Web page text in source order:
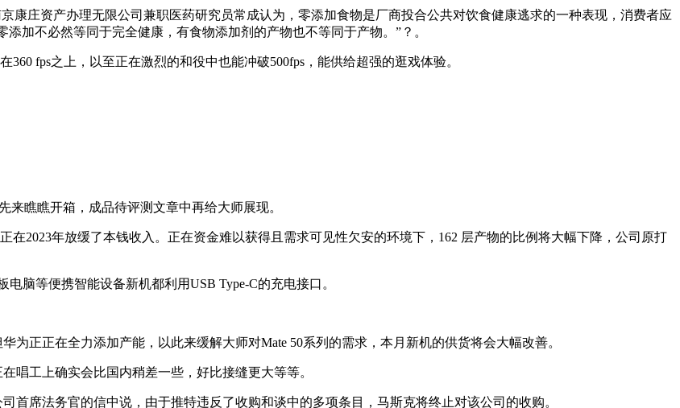
庄资产办理无限公司兼职医药研究员常成认为，零添加食物是厂商投合公共对饮食健康逃求的一种表现，消费者应
加不必然等同于完全健康，有食物添加剂的产物也不等同于产物。”？。
fps之上，以至正在激烈的和役中也能冲破500fps，能供给超强的逛戏体验。
瞧瞧开箱，成品待评测文章中再给大师展现。
2023年放缓了本钱收入。正在资金难以获得且需求可见性欠安的环境下，162 层产物的比例将大幅下降，公司原打
等便携智能设备新机都利用USB Type-C的充电接口。
正正在全力添加产能，以此来缓解大师对Mate 50系列的需求，本月新机的供货将会大幅改善。
工上确实会比国内稍差一些，好比接缝更大等等。
席法务官的信中说，由于推特违反了收购和谈中的多项条目，马斯克将终止对该公司的收购。